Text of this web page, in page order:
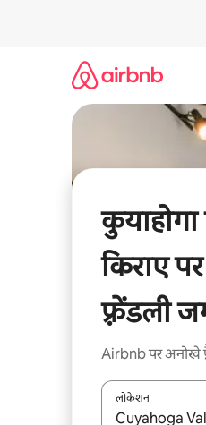
कुयाहोगा
किराए
फ़्रेंडली
Airbnb पर अनोखे
लोकेशन
नतीजों के उपलब्ध